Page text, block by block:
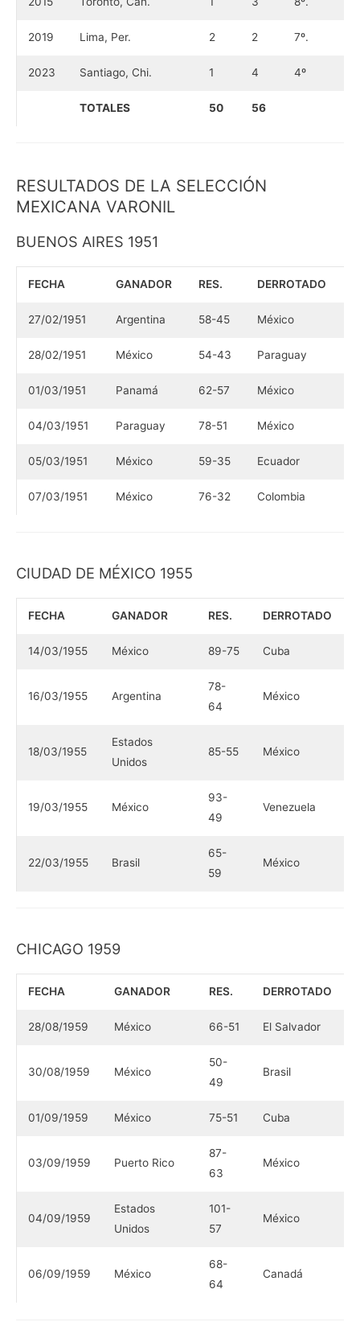
2019 Lima, Per. 2 2 7º.
2023 Santiago, Chi. 1 4 4º
TOTALES 50 56
RESULTADOS DE LA SELECCIÓN
MEXICANA VARONIL
BUENOS AIRES 1951
FECHA GANADOR RES. DERROTADO
27/02/1951 Argentina 58-45 México
28/02/1951 México 54-43 Paraguay
01/03/1951 Panamá 62-57 México
04/03/1951 Paraguay 78-51 México
05/03/1951 México 59-35 Ecuador
07/03/1951 México 76-32 Colombia
CIUDAD DE MÉXICO 1955
FECHA GANADOR RES. DERROTADO
14/03/1955 México 89-75 Cuba
16/03/1955 Argentina
78-
64
México
18/03/1955
Estados
Unidos
85-55 México
19/03/1955 México
93-
49
Venezuela
22/03/1955 Brasil
65-
59
México
CHICAGO 1959
FECHA GANADOR RES. DERROTADO
28/08/1959 México 66-51 El Salvador
30/08/1959 México
50-
49
Brasil
01/09/1959 México 75-51 Cuba
03/09/1959 Puerto Rico
87-
63
México
04/09/1959
Estados
Unidos
101-
57
México
06/09/1959 México
68-
64
Canadá